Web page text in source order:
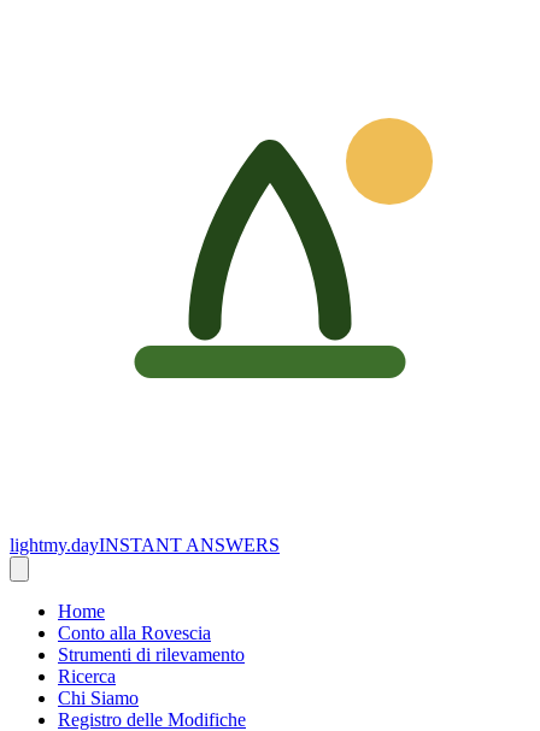
lightmy.dayINSTANT ANSWERS
Home
Conto alla Rovescia
Strumenti di rilevamento
Ricerca
Chi Siamo
Registro delle Modifiche